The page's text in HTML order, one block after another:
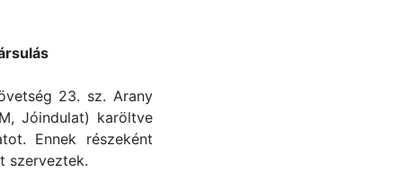
23. sz. Arany
Jóindulat) karöltve
Ennek részeként
szerveztek.